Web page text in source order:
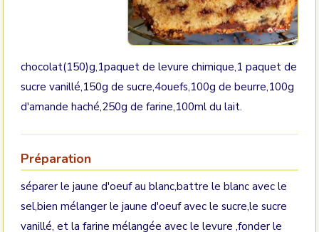
chocolat(150)g,1paquet de levure chimique,1 paquet de
sucre vanillé,150g de sucre,4ouefs,100g de beurre,100g
d'amande haché,250g de farine,100ml du lait.
Préparation
séparer le jaune d'oeuf au blanc,battre le blanc avec le
sel,bien mélanger le jaune d'oeuf avec le sucre,le sucre
vanillé, et la farine mélangée avec le levure ,fonder le